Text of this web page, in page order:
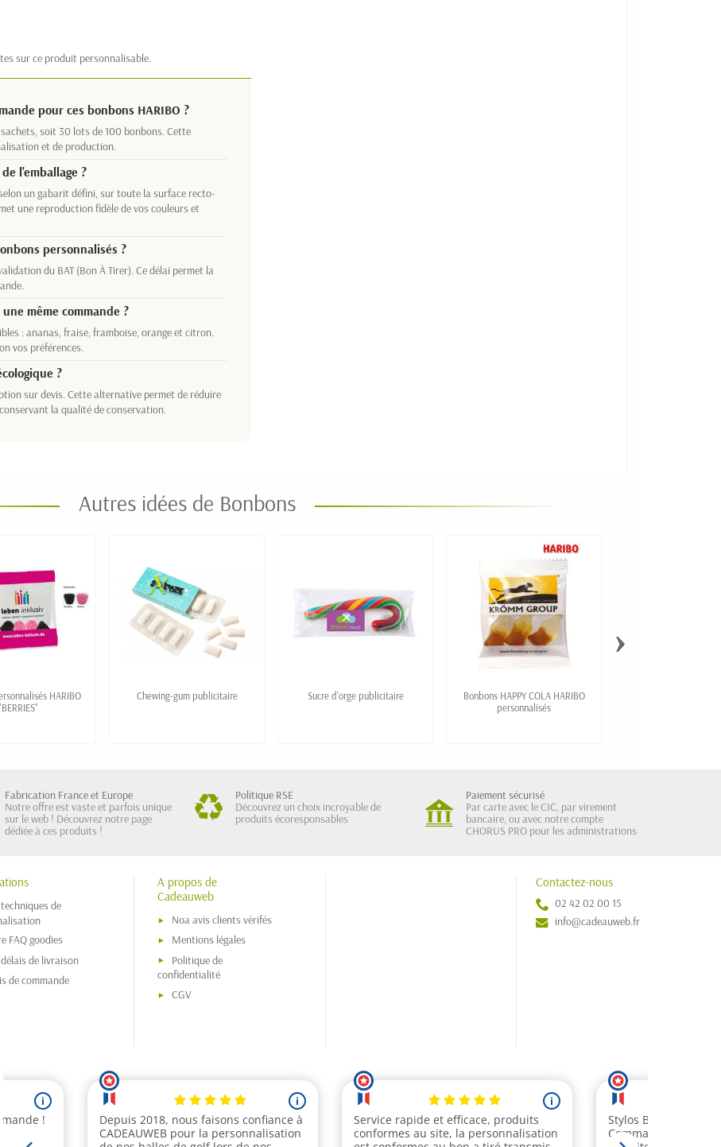
sur ce produit personnalisable.
pour ces bonbons HARIBO ?
soit 30 lots de 100 bonbons. Cette
et de production.
l'emballage ?
un gabarit défini, sur toute la surface recto-
une reproduction fidèle de vos couleurs et
personnalisés ?
du BAT (Bon À Tirer). Ce délai permet la
même commande ?
: ananas, fraise, framboise, orange et citron.
vos préférences.
?
sur devis. Cette alternative permet de réduire
la qualité de conservation.
Autres idées de Bonbons
HARIBO
Chewing-gum publicitaire Sucre d'orge publicitaire
Bonbons HAPPY COLA HARIBO
personnalisés
›
Fabrication France et Europe
Notre offre est vaste et parfois unique
sur le web ! Découvrez notre page
dédiée à ces produits !
Politique RSE
Découvrez un choix incroyable de
produits écoresponsables
Paiement sécurisé
Par carte avec le CIC, par virement
bancaire, ou avec notre compte
CHORUS PRO pour les administrations
de
FAQ goodies
de livraison
de commande
A propos de
Cadeauweb
Noa avis clients vérifés
Mentions légales
Politique de
confidentialité
CGV
Contactez-nous
02 42 02 00 15
info@cadeauweb.fr